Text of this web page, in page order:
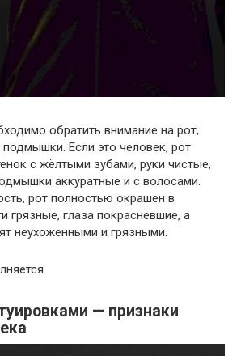
обратить внимание на рот,
подмышки. Если это человек, рот
с жёлтыми зубами, руки чистые,
аккуратные и с волосами.
рот полностью окрашен в
грязные, глаза покрасневшие, а
неухоженными и грязными.
— признаки